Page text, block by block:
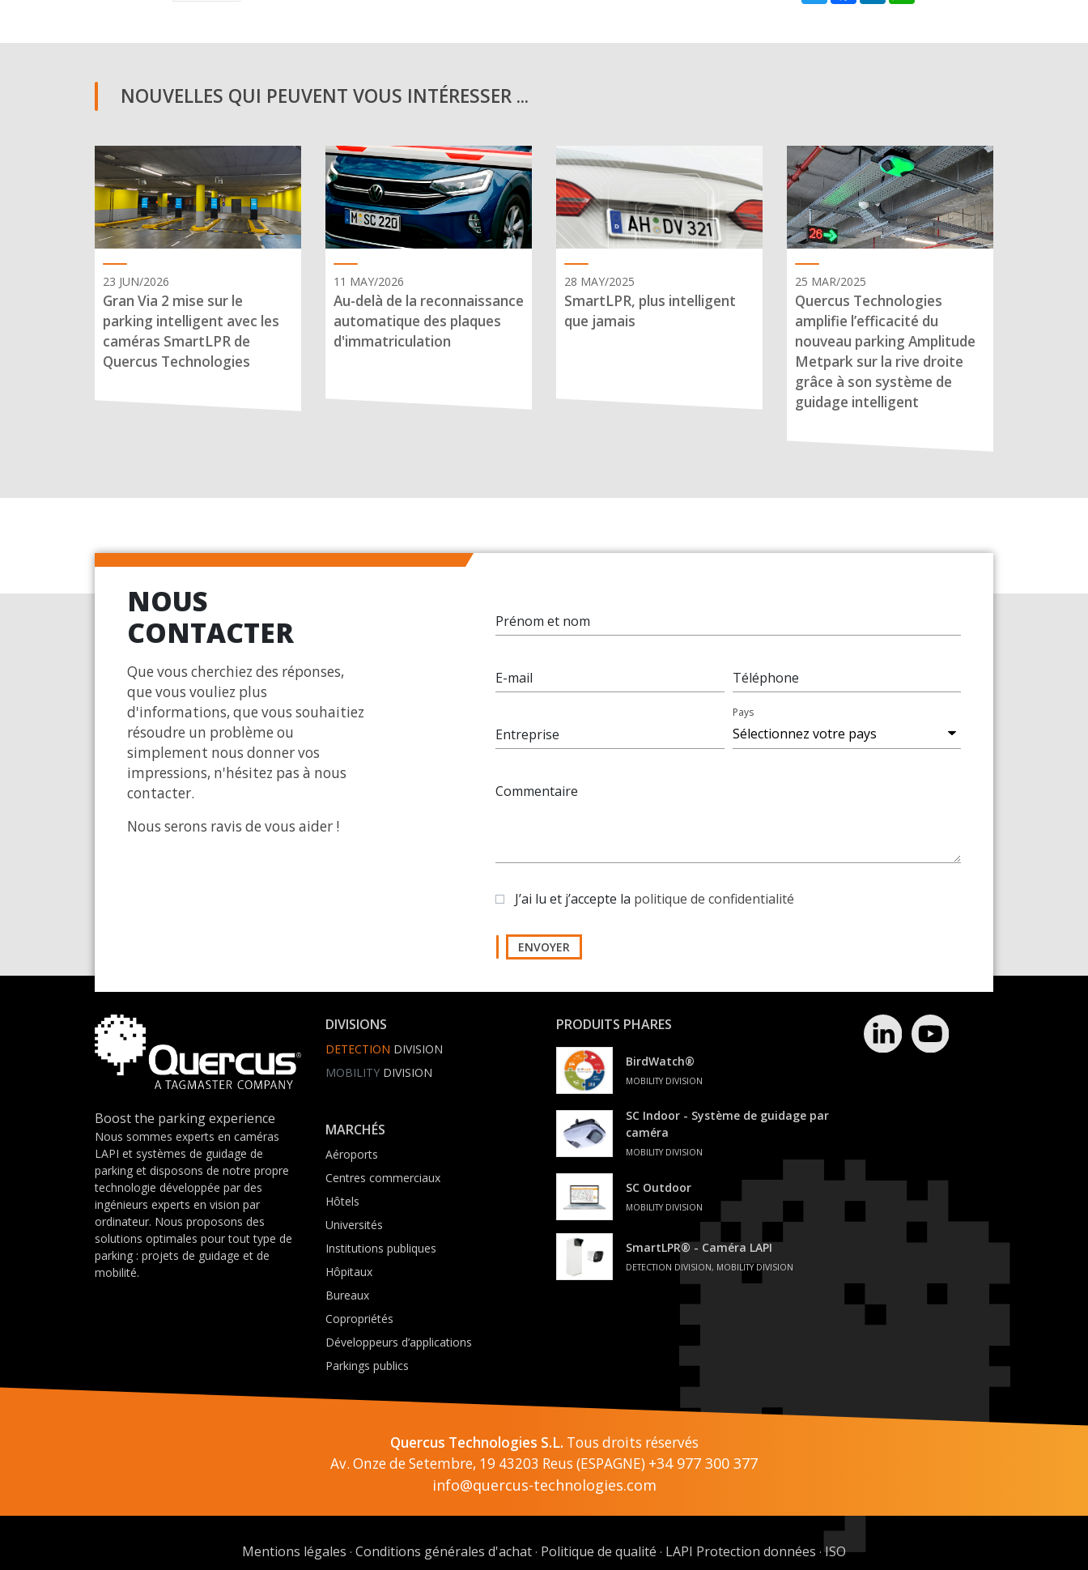
NOUVELLES QUI PEUVENT VOUS INTÉRESSER ...
23 JUN/2026
Gran Via 2 mise sur le
parking intelligent avec les
caméras SmartLPR de
Quercus Technologies
11 MAY/2026
Au-delà de la reconnaissance
automatique des plaques
d'immatriculation
28 MAY/2025
SmartLPR, plus intelligent
que jamais
25 MAR/2025
Quercus Technologies
amplifie l’efficacité du
nouveau parking Amplitude
Metpark sur la rive droite
grâce à son système de
guidage intelligent
NOUS
CONTACTER
Que vous cherchiez des réponses,
que vous vouliez plus
d'informations, que vous souhaitiez
résoudre un problème ou
simplement nous donner vos
impressions, n'hésitez pas à nous
contacter.
Nous serons ravis de vous aider !
Prénom et nom
E-mail Téléphone
Entreprise
Pays
Commentaire
J’ai lu et j’accepte la politique de confidentialité
ENVOYER
Boost the parking experience
Nous sommes experts en caméras
LAPI et systèmes de guidage de
parking et disposons de notre propre
technologie développée par des
ingénieurs experts en vision par
ordinateur. Nous proposons des
solutions optimales pour tout type de
parking : projets de guidage et de
mobilité.
DIVISIONS
DETECTION DIVISION
MOBILITY DIVISION
MARCHÉS
Aéroports
Centres commerciaux
Hôtels
Universités
Institutions publiques
Hôpitaux
Bureaux
Copropriétés
Développeurs d’applications
Parkings publics
PRODUITS PHARES
BirdWatch®
MOBILITY DIVISION
SC Indoor - Système de guidage par
caméra
MOBILITY DIVISION
SC Outdoor
MOBILITY DIVISION
SmartLPR® - Caméra LAPI
DETECTION DIVISION, MOBILITY DIVISION
Quercus Technologies S.L. Tous droits réservés
Av. Onze de Setembre, 19 43203 Reus (ESPAGNE) +34 977 300 377
info@quercus-technologies.com
Mentions légales · Conditions générales d'achat · Politique de qualité · LAPI Protection données ·ISO